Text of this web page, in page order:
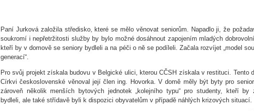
Paní Jurková založila středisko, které se mělo věnovat seniorům. Napadlo ji, že
soukromí i nepřetržitosti služby by bylo možné dosáhnout zapojením mladých
kteří by v domově se seniory bydleli a na péči o ně se podíleli. Začala rozvíjet „model
generací“.
Pro svůj projekt získala budovu v Belgické ulici, kterou CČSH získala v restituci. Tento
Církvi československé věnoval její člen ing. Hovorka. V domě měly být byty pro
zároveň několik menších bytových jednotek „kolejního typu“ pro studenty, kteří by
bydleli, ale také střídavě byli k dispozici obyvatelům v případě náhlých krizových situací.